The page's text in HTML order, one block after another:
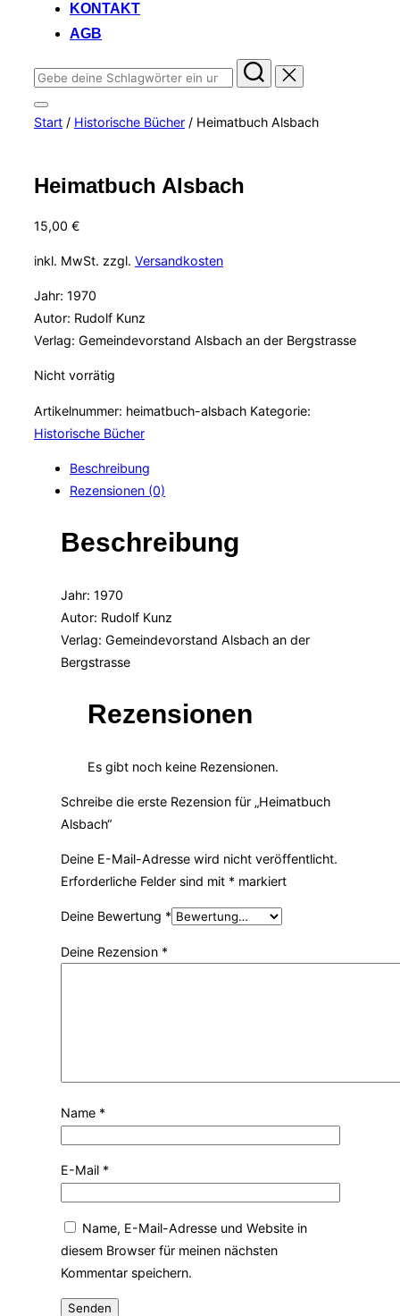
KONTAKT
AGB
Suchen
nach:
Seitenleiste
&
Start / Historische Bücher / Heimatbuch Alsbach
Heimatbuch Alsbach
15,00 €
inkl. MwSt. zzgl. Versandkosten
Jahr: 1970
Autor: Rudolf Kunz
Verlag: Gemeindevorstand Alsbach an der Bergstrasse
Nicht vorrätig
Artikelnummer: heimatbuch-alsbach Kategorie:
Historische Bücher
Beschreibung
Rezensionen (0)
Beschreibung
Jahr: 1970
Autor: Rudolf Kunz
Verlag: Gemeindevorstand Alsbach an der
Bergstrasse
Rezensionen
Es gibt noch keine Rezensionen.
Schreibe die erste Rezension für „Heimatbuch
Alsbach“
Deine E-Mail-Adresse wird nicht veröffentlicht.
Erforderliche Felder sind mit * markiert
Deine Bewertung *
Deine Rezension *
Name *
E-Mail *
Name, E-Mail-Adresse und Website in
diesem Browser für meinen nächsten
Kommentar speichern.